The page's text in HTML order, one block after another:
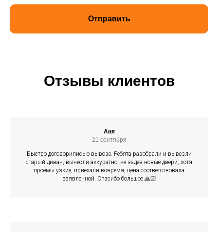
Отправить
Отзывы клиентов
Аня
21 сентября
Быстро договорились о вывозе. Ребята разобрали и вывезли
старый диван, вынесли аккуратно, не задев новые двери, хотя
проемы узкие, приехали вовремя, цена соответствовала
заявленной. Спасибо большое 🙏🏻